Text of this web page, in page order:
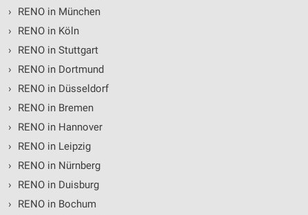
›
RENO in München
›
RENO in Köln
›
RENO in Stuttgart
›
RENO in Dortmund
›
RENO in Düsseldorf
›
RENO in Bremen
›
RENO in Hannover
›
RENO in Leipzig
›
RENO in Nürnberg
›
RENO in Duisburg
›
RENO in Bochum
Erstellung von Profilen zur Personalisierung
Verwendung von Profilen zur Auswahl
Messung der Werbeleistung
Analyse von Zielgruppen durch Statistiken oder
Quellen
Entwicklung und Verbesserung der Angebote